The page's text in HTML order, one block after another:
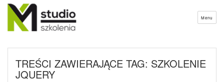
Menu
TREŚCI ZAWIERAJĄCE TAG: SZKOLENIE
JQUERY